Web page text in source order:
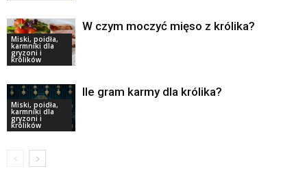
Miski, poidła,
karmniki dla
gryzoni i
królików
W czym moczyć mięso z królika?
Miski, poidła,
karmniki dla
gryzoni i
królików
Ile gram karmy dla królika?